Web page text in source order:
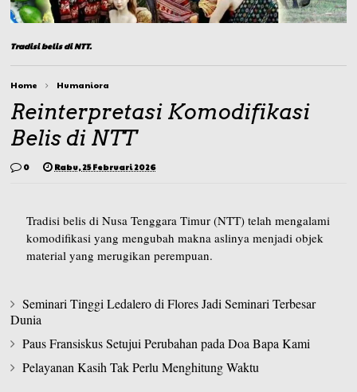
Tradisi belis di NTT.
Home Humaniora
Reinterpretasi Komodifikasi
Belis di NTT
0 Rabu, 25 Februari 2026
Tradisi belis di Nusa Tenggara Timur (NTT) telah mengalami
komodifikasi yang mengubah makna aslinya menjadi objek
material yang merugikan perempuan.
Seminari Tinggi Ledalero di Flores Jadi Seminari Terbesar
Dunia
Paus Fransiskus Setujui Perubahan pada Doa Bapa Kami
Pelayanan Kasih Tak Perlu Menghitung Waktu